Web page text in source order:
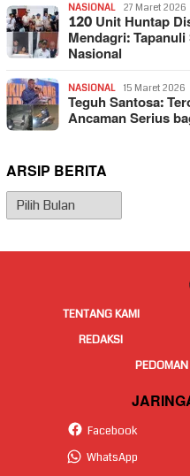
NASIONAL 27 Maret 2026
120 Unit Huntap
Mendagri:
Nasional
NASIONAL 15 Maret 2026
Teguh Santosa:
Ancaman Serius
ARSIP BERITA
Arsip
Berita
TENTANG KAMI
REDAKSI
Facebook
WhatsApp